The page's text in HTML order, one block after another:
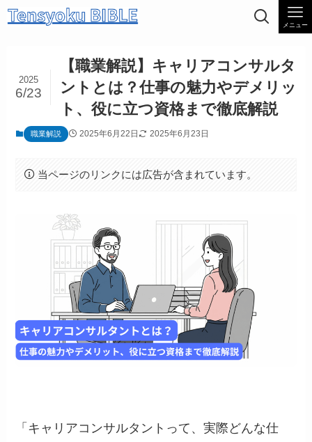
メニュー
【職業解説】キャリアコンサルタ
ントとは？仕事の魅力やデメリッ
ト、役に立つ資格まで徹底解説
2025
6/23
職業解説 2025年6月22日 2025年6月23日
当ページのリンクには広告が含まれています。
「キャリアコンサルタントって、実際どんな仕